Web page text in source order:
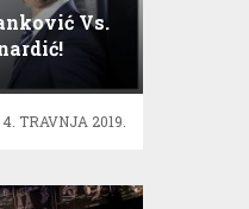
Vs.
4. TRAVNJA 2019.